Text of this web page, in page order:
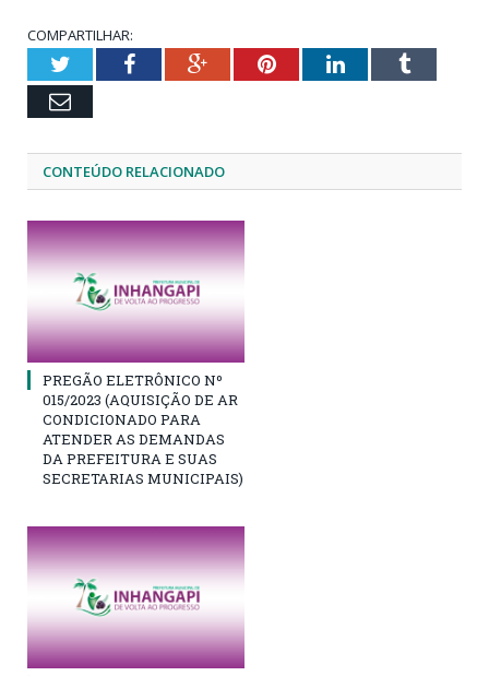
COMPARTILHAR:
TwitterFacebookGoogle+PinterestLinkedInTumblr
Email
CONTEÚDO RELACIONADO
PREGÃO ELETRÔNICO Nº
015/2023 (AQUISIÇÃO DE AR
CONDICIONADO PARA
ATENDER AS DEMANDAS
DA PREFEITURA E SUAS
SECRETARIAS MUNICIPAIS)